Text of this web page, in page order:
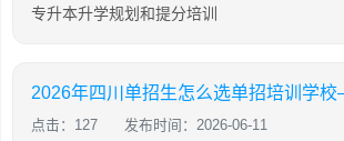
专升本升学规划和提分培训
点击：127 发布时间：2026-06-11